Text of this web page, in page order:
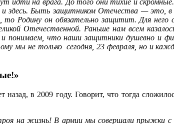
идти на врага. До того они тихие и
Быть защитником Отечества — это, в
Родину он обязательно защитит. Для
Отечественной. Раньше нам всем
что наши защитники душевно и
мы не только сегодня, 23 февраля, но и
в 2009 году. Говорит, что тогда
на жизнь! В армии мы совершали прыжки